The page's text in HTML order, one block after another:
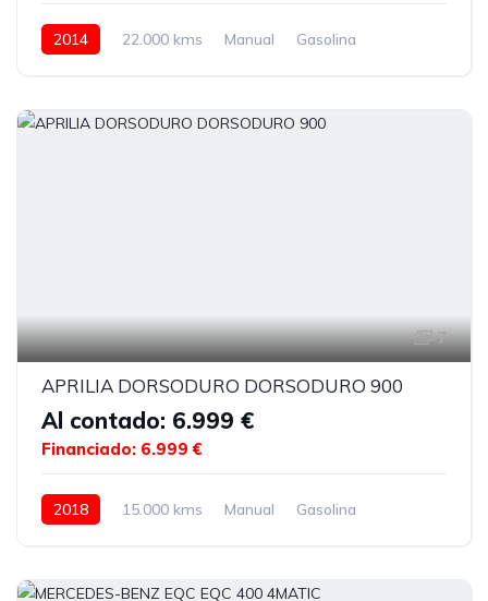
2014 22.000 kms Manual Gasolina
7
APRILIA DORSODURO DORSODURO 900
Al contado: 6.999 €
Financiado: 6.999 €
2018 15.000 kms Manual Gasolina